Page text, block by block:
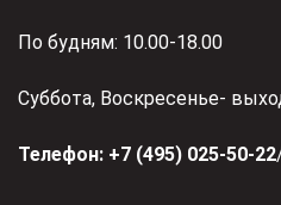
По будням: 10.00-18.00
Суббота, Воскресенье-
Телефон: +7 (495) 025-50-22